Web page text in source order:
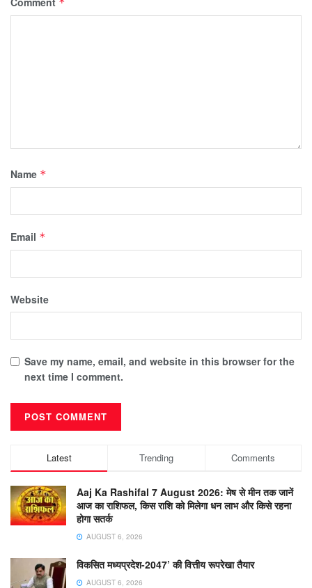
Name *
Email *
Website
Save my name, email, and website in this browser for the
next time I comment.
Latest Trending Comments
Aaj Ka Rashifal 7 August 2026: मेष से मीन तक जानें
आज का राशिफल, किस राशि को मिलेगा धन लाभ और किसे रहना
होगा सतर्क
AUGUST 6, 2026
विकसित मध्यप्रदेश-2047’ की वित्तीय रूपरेखा तैयार
AUGUST 6, 2026